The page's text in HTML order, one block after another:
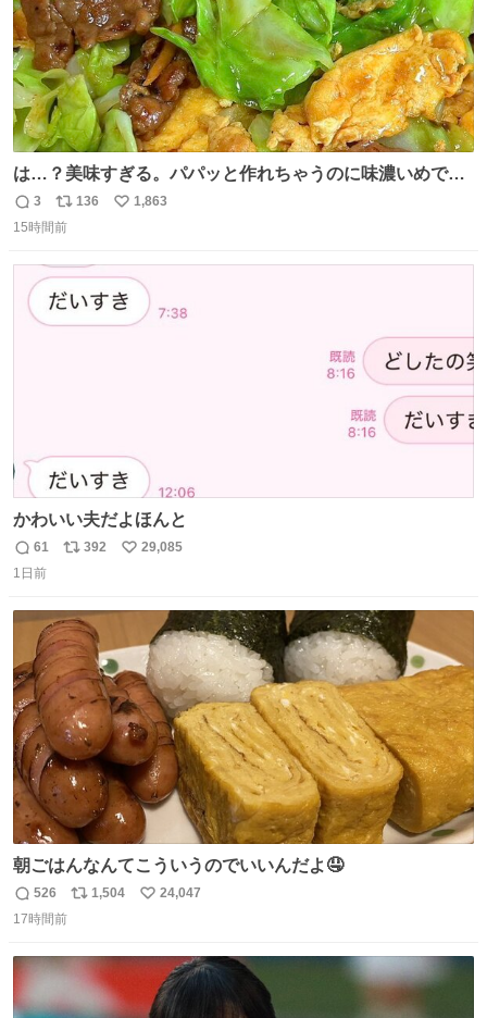
は…？美味すぎる。パパッと作れちゃうのに味濃いめで満
足感エグいの天才だろ🥹
返
信
3
リ
ポ
ト
数
136
い
数
1,863
15時間前
かわいい夫だよほんと
返
信
61
リ
ト
数
392
い
29,085
1日前
朝ごはんなんてこういうのでいいんだよ🤤
返
信
526
リ
ト
1,504
い
数
24,047
17時間前